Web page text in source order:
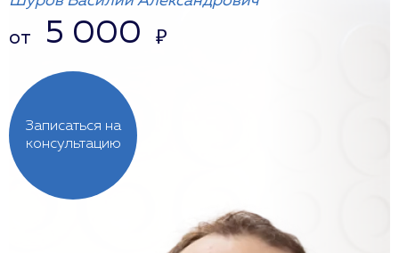
Записаться на
консультацию
от 5 000 ₽